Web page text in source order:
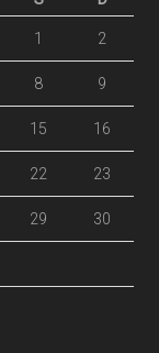
1 2
8 9
15 16
22 23
29 30